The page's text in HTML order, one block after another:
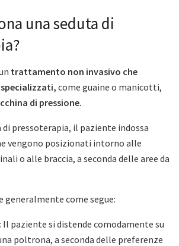
una seduta di
trattamento non invasivo che
come guaine o manicotti,
di pressione.
di pressoterapia, il paziente indossa
vengono posizionati intorno alle
o alle braccia, a seconda delle aree da
generalmente come segue:
Il paziente si distende comodamente su
poltrona, a seconda delle preferenze